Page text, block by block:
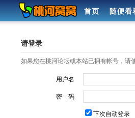
首页 随便看
请登录
如果您在桃河论坛或本站已拥有帐号，请
用户名
密 码
下次自动登录